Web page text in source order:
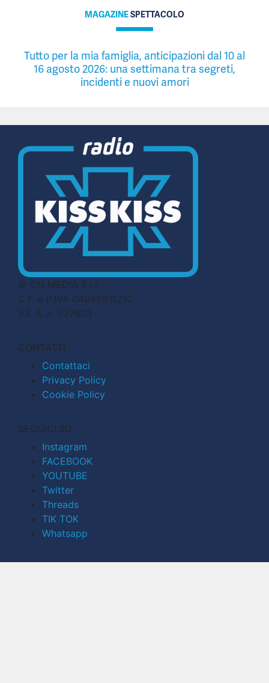
MAGAZINESPETTACOLO
Tutto per la mia famiglia, anticipazioni dal 10 al
16 agosto 2026: una settimana tra segreti,
incidenti e nuovi amori
© CN MEDIA S.r.l.
C.F. e P.IVA 04998911210
R.E.A. n. 727803
CONTATTI
Contattaci
Privacy Policy
Cookie Policy
SEGUICI SU
Instagram
FACEBOOK
YOUTUBE
Twitter
Threads
TIK TOK
Whatsapp